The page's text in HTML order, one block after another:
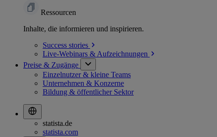
Ressourcen
Inhalte, die informieren und inspirieren.
Success stories
Live-Webinars & Aufzeichnungen
Preise & Zugänge
Einzelnutzer & kleine Teams
Unternehmen & Konzerne
Bildung & öffentlicher Sektor
statista.de
statista.com